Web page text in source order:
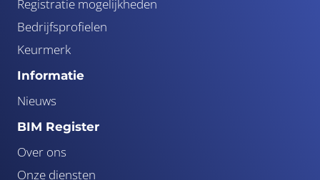
Registratie mogelijkheden
Bedrijfsprofielen
Keurmerk
Informatie
Nieuws
BIM Register
Over ons
Onze diensten